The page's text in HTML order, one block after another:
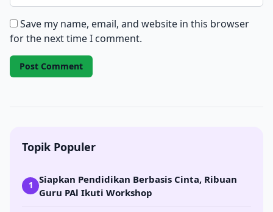
Save my name, email, and website in this browser
for the next time I comment.
Topik Populer
1
Siapkan Pendidikan Berbasis Cinta, Ribuan
Guru PAl Ikuti Workshop